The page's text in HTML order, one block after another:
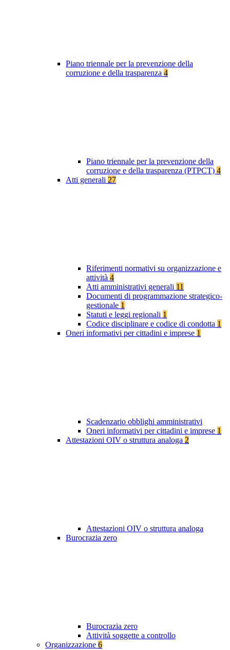
Piano triennale per la prevenzione della
corruzione e della trasparenza 4
Piano triennale per la prevenzione della
corruzione e della trasparenza (PTPCT) 4
Atti generali 27
Riferimenti normativi su organizzazione e
attività 4
Atti amministrativi generali 11
Documenti di programmazione strategico-
gestionale 1
Statuti e leggi regionali 1
Codice disciplinare e codice di condotta 1
Oneri informativi per cittadini e imprese 1
Scadenzario obblighi amministrativi
Oneri informativi per cittadini e imprese 1
Attestazioni OIV o struttura analoga 2
Attestazioni OIV o struttura analoga
Burocrazia zero
Burocrazia zero
Attività soggette a controllo
Organizzazione 6